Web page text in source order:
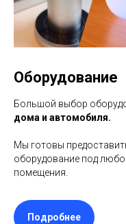
Оборудование
Большой выбор
дома и автомобиля.
Мы готовы
оборудование под
помещения.
Подробнее